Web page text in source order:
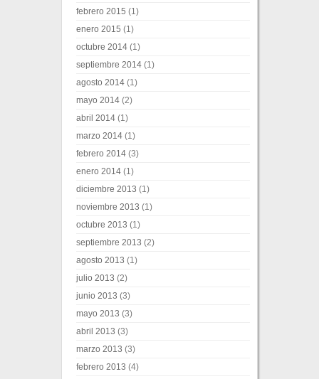
febrero 2015 (1)
enero 2015 (1)
octubre 2014 (1)
septiembre 2014 (1)
agosto 2014 (1)
mayo 2014 (2)
abril 2014 (1)
marzo 2014 (1)
febrero 2014 (3)
enero 2014 (1)
diciembre 2013 (1)
noviembre 2013 (1)
octubre 2013 (1)
septiembre 2013 (2)
agosto 2013 (1)
julio 2013 (2)
junio 2013 (3)
mayo 2013 (3)
abril 2013 (3)
marzo 2013 (3)
febrero 2013 (4)